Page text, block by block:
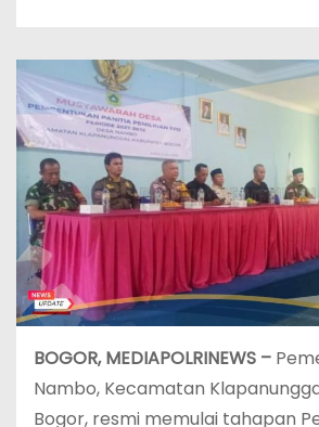
‎BOGOR, MEDIAPOLRINEWS –
Nambo, Kecamatan
Bogor, resmi memulai tahapan